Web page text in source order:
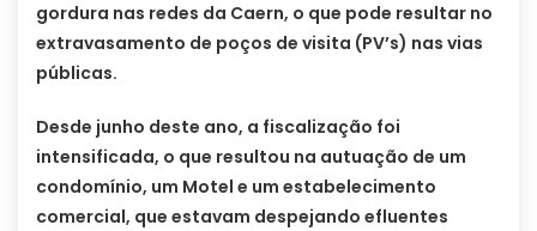
gordura nas redes da Caern, o que pode resultar no
extravasamento de poços de visita (PV’s) nas vias
públicas.
Desde junho deste ano, a fiscalização foi
intensificada, o que resultou na autuação de um
condomínio, um Motel e um estabelecimento
comercial, que estavam despejando efluentes